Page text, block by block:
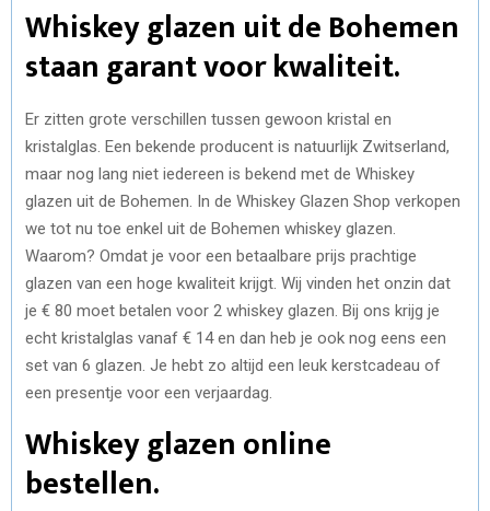
Whiskey glazen uit de Bohemen
staan garant voor kwaliteit.
Er zitten grote verschillen tussen gewoon kristal en
kristalglas. Een bekende producent is natuurlijk Zwitserland,
maar nog lang niet iedereen is bekend met de Whiskey
glazen uit de Bohemen. In de Whiskey Glazen Shop verkopen
we tot nu toe enkel uit de Bohemen whiskey glazen.
Waarom? Omdat je voor een betaalbare prijs prachtige
glazen van een hoge kwaliteit krijgt. Wij vinden het onzin dat
je € 80 moet betalen voor 2 whiskey glazen. Bij ons krijg je
echt kristalglas vanaf € 14 en dan heb je ook nog eens een
set van 6 glazen. Je hebt zo altijd een leuk kerstcadeau of
een presentje voor een verjaardag.
Whiskey glazen online
bestellen.